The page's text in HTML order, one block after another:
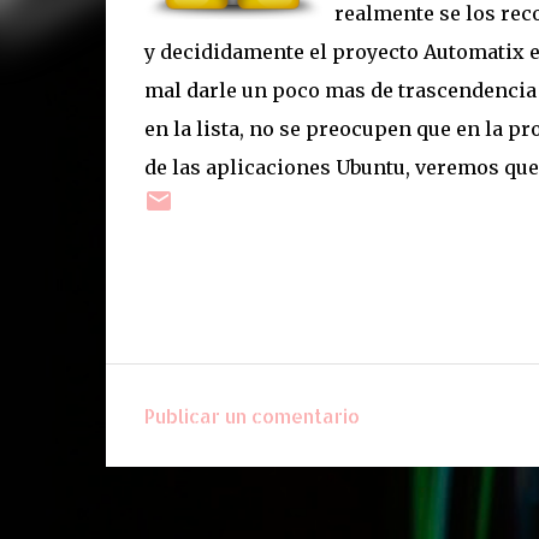
realmente se los
y decididamente el proyecto Automatix
mal darle un poco mas de
en la lista, no se preocupen que en la
de las aplicaciones Ubuntu, veremos que
o
Publicar un comentario